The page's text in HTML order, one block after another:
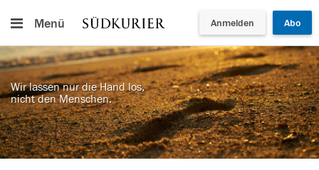
Menü Anmelden Abo
Wir lassen nur die Hand los,
nicht den Menschen.